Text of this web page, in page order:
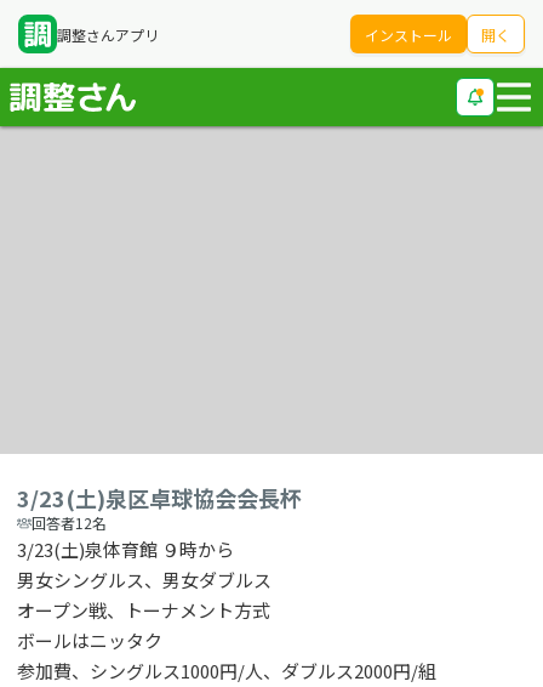
調整さんアプリ インストール 開く
3/23(土)泉区卓球協会会長杯
回答者12名
3/23(土)泉体育館 ９時から
男女シングルス、男女ダブルス
オープン戦、トーナメント方式
ボールはニッタク
参加費、シングルス1000円/人、ダブルス2000円/組